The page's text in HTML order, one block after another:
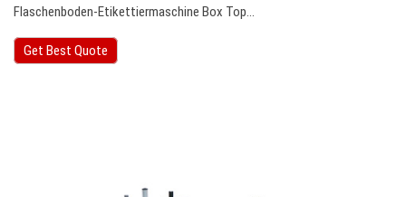
Flaschenboden-Etikettiermaschine Box Top…
Get Best Quote